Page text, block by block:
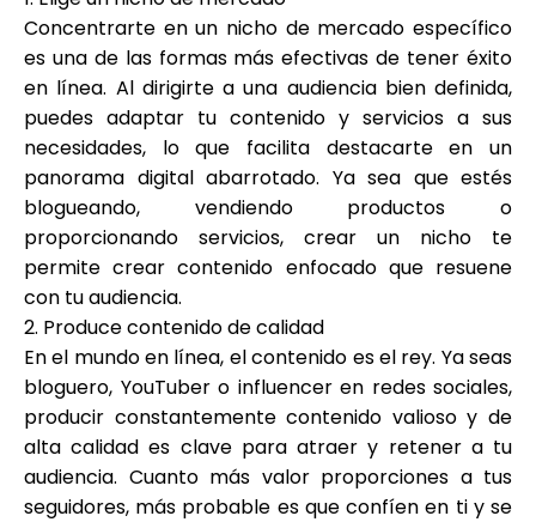
Concentrarte en un nicho de mercado específico
es una de las formas más efectivas de tener éxito
en línea. Al dirigirte a una audiencia bien definida,
puedes adaptar tu contenido y servicios a sus
necesidades, lo que facilita destacarte en un
panorama digital abarrotado. Ya sea que estés
blogueando, vendiendo productos o
proporcionando servicios, crear un nicho te
permite crear contenido enfocado que resuene
con tu audiencia.
2. Produce contenido de calidad
En el mundo en línea, el contenido es el rey. Ya seas
bloguero, YouTuber o influencer en redes sociales,
producir constantemente contenido valioso y de
alta calidad es clave para atraer y retener a tu
audiencia. Cuanto más valor proporciones a tus
seguidores, más probable es que confíen en ti y se